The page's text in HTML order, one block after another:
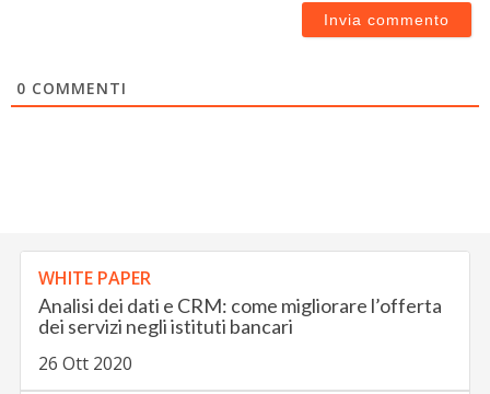
0 COMMENTI
WHITE PAPER
Analisi dei dati e CRM: come migliorare l’offerta
dei servizi negli istituti bancari
26 Ott 2020